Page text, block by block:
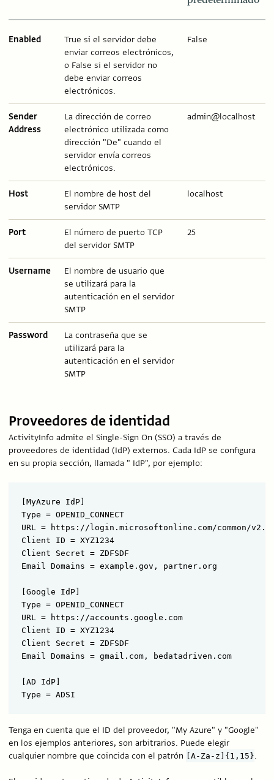
Enabled
True si el servidor debe
enviar correos electrónicos,
o False si el servidor no
debe enviar correos
electrónicos.
False
Sender
Address
La dirección de correo
electrónico utilizada como
dirección "De" cuando el
servidor envía correos
electrónicos.
admin@localhost
Host
El nombre de host del
servidor SMTP
localhost
Port
El número de puerto TCP
del servidor SMTP
25
Username
El nombre de usuario que
se utilizará para la
autenticación en el servidor
SMTP
Password
La contraseña que se
utilizará para la
autenticación en el servidor
SMTP
Proveedores de identidad
ActivityInfo admite el Single-Sign On (SSO) a través de
proveedores de identidad (IdP) externos. Cada IdP se configura
en su propia sección, llamada " IdP", por ejemplo:
[MyAzure IdP]
Type = OPENID_CONNECT
URL = https://login.microsoftonline.com/common/v2.0
Client ID = XYZ1234
Client Secret = ZDFSDF
Email Domains = example.gov, partner.org
[Google IdP]
Type = OPENID_CONNECT
URL = https://accounts.google.com
Client ID = XYZ1234
Client Secret = ZDFSDF
Email Domains = gmail.com, bedatadriven.com
[AD IdP]
Tenga en cuenta que el ID del proveedor, "My Azure" y "Google"
en los ejemplos anteriores, son arbitrarios. Puede elegir
cualquier nombre que coincida con el patrón [A-Za-z]{1,15}